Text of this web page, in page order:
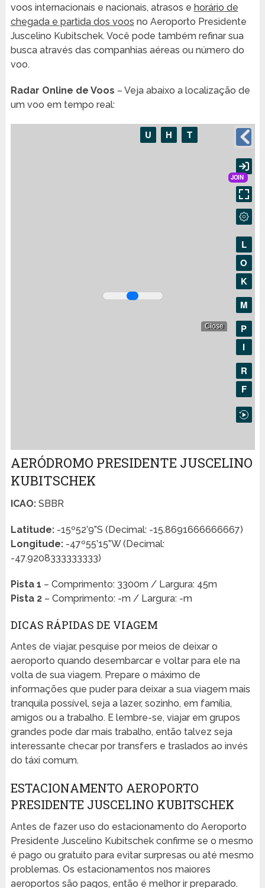
voos internacionais e nacionais, atrasos e horário de
chegada e partida dos voos no Aeroporto Presidente
Juscelino Kubitschek. Você pode também refinar sua
busca através das companhias aéreas ou número do
voo.
Radar Online de Voos – Veja abaixo a localização de
um voo em tempo real:
AERÓDROMO PRESIDENTE JUSCELINO
KUBITSCHEK
ICAO:SBBR
Latitude:-15º52’9”S (Decimal: -15.8691666666667)
Longitude:-47º55’15”W (Decimal:
-47.9208333333333)
Pista 1 – Comprimento: 3300m / Largura: 45m
Pista 2– Comprimento: -m / Largura: -m
DICAS RÁPIDAS DE VIAGEM
Antes de viajar, pesquise por meios de deixar o
aeroporto quando desembarcar e voltar para ele na
volta de sua viagem. Prepare o máximo de
informações que puder para deixar a sua viagem mais
tranquila possível, seja a lazer, sozinho, em família,
amigos ou a trabalho. E lembre-se, viajar em grupos
grandes pode dar mais trabalho, então talvez seja
interessante checar por transfers e traslados ao invés
do táxi comum.
ESTACIONAMENTO AEROPORTO
PRESIDENTE JUSCELINO KUBITSCHEK
Antes de fazer uso do estacionamento do Aeroporto
Presidente Juscelino Kubitschek confirme se o mesmo
é pago ou gratuito para evitar surpresas ou até mesmo
problemas. Os estacionamentos nos maiores
aeroportos são pagos, então é melhor ir preparado.